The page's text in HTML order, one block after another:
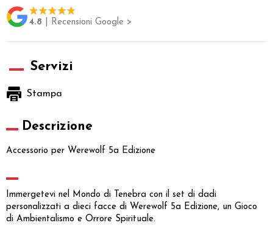
4.8 | Recensioni Google >
Servizi
Stampa
Descrizione
Accessorio per Werewolf 5a Edizione
Immergetevi nel Mondo di Tenebra con il set di dadi
personalizzati a dieci facce di Werewolf 5a Edizione, un Gioco
di Ambientalismo e Orrore Spirituale.